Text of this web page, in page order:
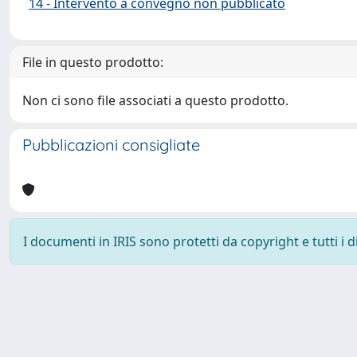
File in questo prodotto:
Non ci sono file associati a questo prodotto.
Pubblicazioni consigliate
I documenti in IRIS sono protetti da copyright e tutti i